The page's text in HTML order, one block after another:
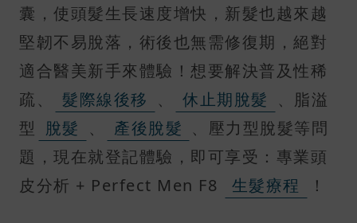
囊，使頭髮生長速度增快，新髮也越來越
堅韌不易脫落，術後也無需修復期，絕對
適合醫美新手來體驗！想要解決普及性稀
疏、
髮際線後移 、 休止期脫髮
、脂溢
型
脫髮 、 產後脫髮 、壓力型脫髮等問
題，現在就登記體驗，即可享受：專業頭
皮分析 + Perfect Men F8
生髮療程 ！